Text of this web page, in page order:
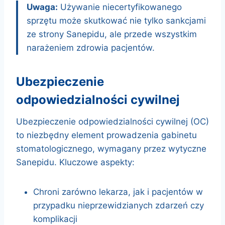
Uwaga: Używanie niecertyfikowanego
sprzętu może skutkować nie tylko sankcjami
ze strony Sanepidu, ale przede wszystkim
narażeniem zdrowia pacjentów.
ubezpieczenie
odpowiedzialności cywilnej
Ubezpieczenie odpowiedzialności cywilnej (OC)
to niezbędny element prowadzenia gabinetu
stomatologicznego, wymagany przez wytyczne
Sanepidu. Kluczowe aspekty:
Chroni zarówno lekarza, jak i pacjentów w
przypadku nieprzewidzianych zdarzeń czy
komplikacji